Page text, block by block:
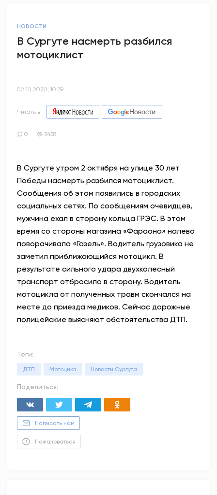
НОВОСТИ
В Сургуте насмерть разбился
мотоциклист
02.10.2020, 10:39
Читать в
0 3458
В Сургуте утром 2 октября на улице 30 лет
Победы насмерть разбился мотоциклист.
Сообщения об этом появились в городских
социальных сетях. По сообщениям очевидцев,
мужчина ехал в сторону кольца ГРЭС. В этом
время со стороны магазина «Фараона» налево
поворачивала «Газель». Водитель грузовика не
заметил приближающийся мотоцикл. В
результате сильного удара двухколесный
транспорт отбросило в сторону. Водитель
мотоцикла от полученных травм скончался на
месте до приезда медиков. Сейчас дорожные
полицейские выясняют обстоятельства ДТП.
Теги:
ДТП Мотоцикл Новости Сургута
Поделиться:
Написать нам
Пожаловаться